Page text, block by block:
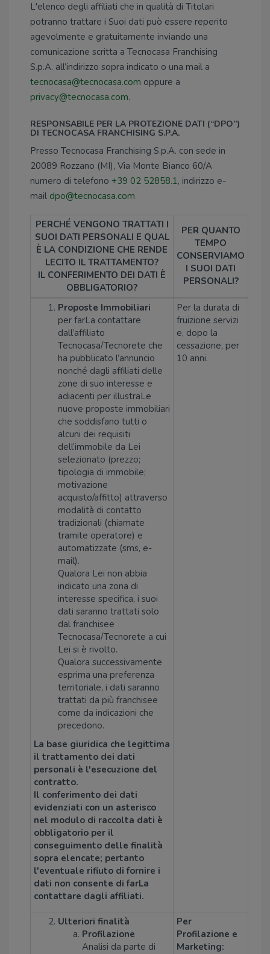
L'elenco degli affiliati che in qualità di Titolari
potranno trattare i Suoi dati può essere reperito
agevolmente e gratuitamente inviando una
comunicazione scritta a Tecnocasa Franchising
S.p.A. all’indirizzo sopra indicato o una mail a
tecnocasa@tecnocasa.com oppure a
privacy@tecnocasa.com.
RESPONSABILE PER LA PROTEZIONE DATI (“DPO”)
DI TECNOCASA FRANCHISING S.P.A.
Presso Tecnocasa Franchising S.p.A. con sede in
20089 Rozzano (MI), Via Monte Bianco 60/A
numero di telefono +39 02 52858.1, indirizzo e-
mail dpo@tecnocasa.com
PERCHÉ VENGONO TRATTATI I
SUOI DATI PERSONALI E QUAL
È LA CONDIZIONE CHE RENDE
LECITO IL TRATTAMENTO?
IL CONFERIMENTO DEI DATI È
OBBLIGATORIO?
PER QUANTO
TEMPO
CONSERVIAMO
I SUOI DATI
PERSONALI?
Proposte Immobiliari
per farLa contattare
dall’affiliato
Tecnocasa/Tecnorete che
ha pubblicato l’annuncio
nonché dagli affiliati delle
zone di suo interesse e
adiacenti per illustraLe
nuove proposte immobiliari
che soddisfano tutti o
alcuni dei requisiti
dell’immobile da Lei
selezionato (prezzo;
tipologia di immobile;
motivazione
acquisto/affitto) attraverso
modalità di contatto
tradizionali (chiamate
tramite operatore) e
automatizzate (sms, e-
mail).
Qualora Lei non abbia
indicato una zona di
interesse specifica, i suoi
dati saranno trattati solo
dal franchisee
Tecnocasa/Tecnorete a cui
Lei si è rivolto.
Qualora successivamente
esprima una preferenza
territoriale, i dati saranno
trattati da più franchisee
come da indicazioni che
precedono.
La base giuridica che legittima
il trattamento dei dati
personali è l'esecuzione del
contratto.
Il conferimento dei dati
evidenziati con un asterisco
nel modulo di raccolta dati è
obbligatorio per il
conseguimento delle finalità
sopra elencate; pertanto
l'eventuale rifiuto di fornire i
dati non consente di farLa
contattare dagli affiliati.
Per la durata di
fruizione servizi
e, dopo la
cessazione, per
10 anni.
Ulteriori finalità
Profilazione
Analisi da parte di
Per
Profilazione e
Marketing: